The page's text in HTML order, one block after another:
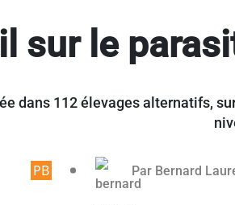
sur le
dans 112 élevages alternatifs,
Article réservé aux abonnés
Par Bernard